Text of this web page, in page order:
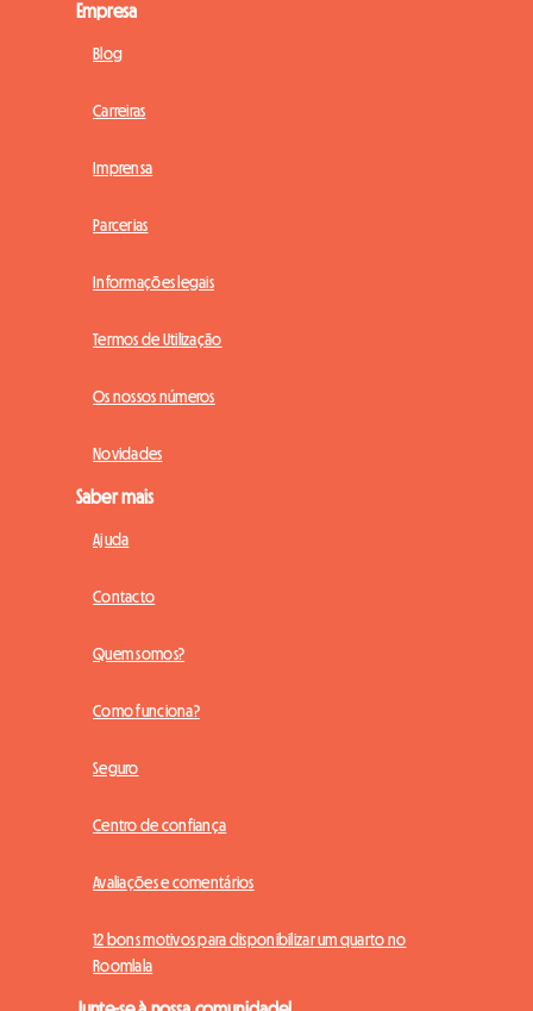
Empresa
Blog
Carreiras
Imprensa
Parcerias
Informações legais
Termos de Utilização
Os nossos números
Novidades
Saber mais
Ajuda
Contacto
Quem somos?
Como funciona?
Seguro
Centro de confiança
Avaliações e comentários
12 bons motivos para disponibilizar um quarto no
Roomlala